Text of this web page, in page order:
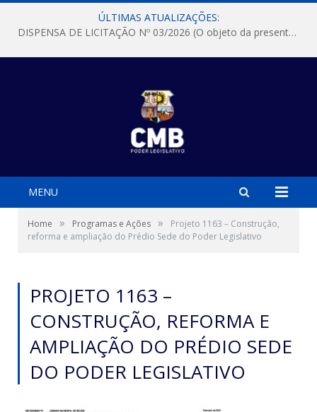
ÚLTIMAS ATUALIZAÇÕES:
DISPENSA DE LICITAÇÃO Nº 03/2026 (O objeto da presente dispensa é a escolha da proposta mais vantajosa para a aquisição, de aparelhos de ar condicionado, tipo Split, com material de instalação e fogão industrial, conforme condições, quantidades e exigências estabelecidas no termo de referencia e neste aviso de contratação direta e seus anexos)
MENU
Home » Programas e Ações »
Projeto 1163 – Construção,
reforma e ampliação do Prédio Sede do Poder Legislativo
PROJETO 1163 –
CONSTRUÇÃO, REFORMA E
AMPLIAÇÃO DO PRÉDIO SEDE
DO PODER LEGISLATIVO